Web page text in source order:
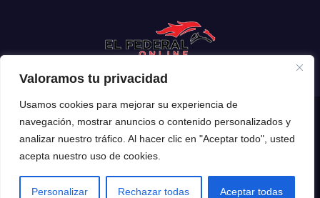
Valoramos tu privacidad
Usamos cookies para mejorar su experiencia de
navegación, mostrar anuncios o contenido personalizados y
analizar nuestro tráfico. Al hacer clic en "Aceptar todo", usted
acepta nuestro uso de cookies.
Personalizar Rechazar todas Aceptar todas
Funciona gracias a WordPress |Tema: Newsup deThemeansar
Inicio Mendoza Argentina
Espectáculos El Mundo Tecnología